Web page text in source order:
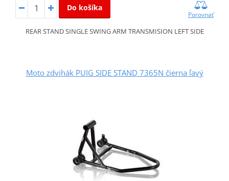
Do košíka
Porovnať
REAR STAND SINGLE SWING ARM TRANSMISION LEFT SIDE
Moto zdvihák PUIG SIDE STAND 7365N čierna ľavý